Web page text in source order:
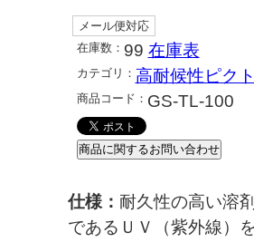
メール便対応
在庫数： 99 在庫表
カテゴリ： 高耐候性ピク
商品コード： GS-TL-100
仕様： 耐久性の高い溶
であるＵＶ（紫外線）